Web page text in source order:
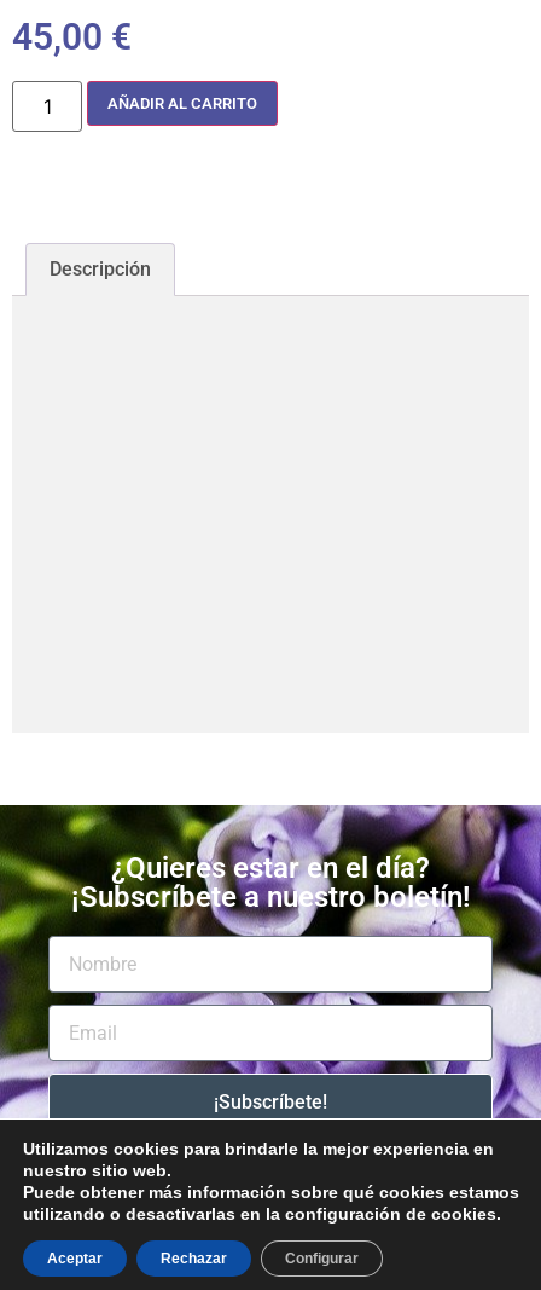
45,00 €
AÑADIR AL CARRITO
Descripción
¿Quieres estar en el día?
¡Subscríbete a nuestro boletín!
¡Subscríbete!
Utilizamos cookies para brindarle la mejor experiencia en
nuestro sitio web.
Puede obtener más información sobre qué cookies estamos
utilizando o desactivarlas en la configuración de cookies.
Aceptar Rechazar Configurar